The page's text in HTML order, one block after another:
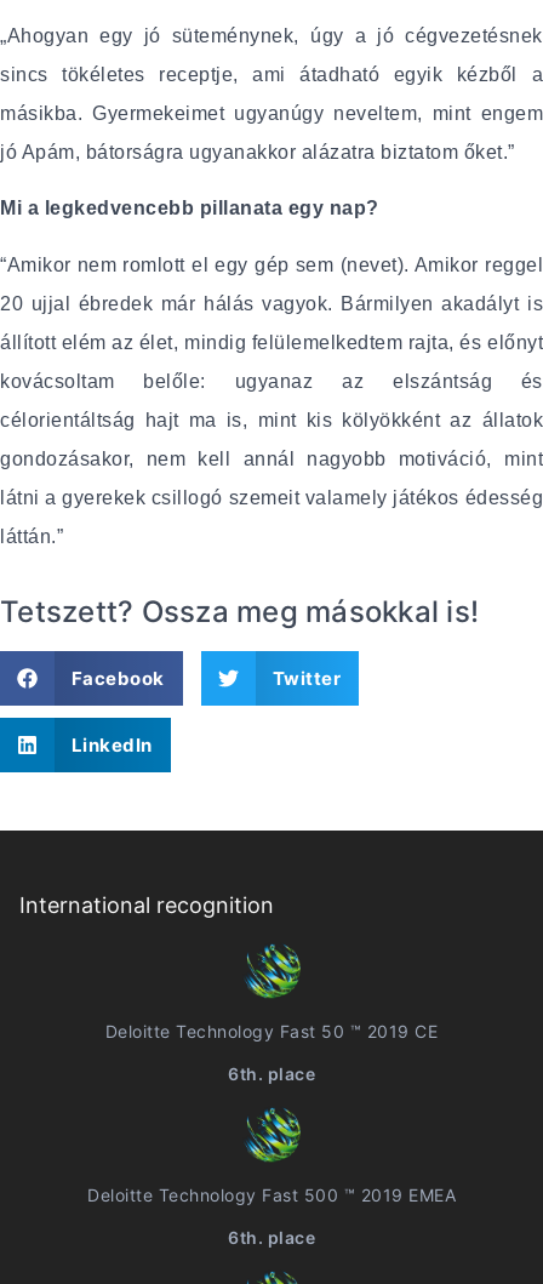
„Ahogyan egy jó süteménynek, úgy a jó cégvezetésnek
sincs tökéletes receptje, ami átadható egyik kézből a
másikba. Gyermekeimet ugyanúgy neveltem, mint engem
jó Apám, bátorságra ugyanakkor alázatra biztatom őket.”
Mi a legkedvencebb pillanata egy nap?
“Amikor nem romlott el egy gép sem (nevet). Amikor reggel
20 ujjal ébredek már hálás vagyok. Bármilyen akadályt is
állított elém az élet, mindig felülemelkedtem rajta, és előnyt
kovácsoltam belőle: ugyanaz az elszántság és
célorientáltság hajt ma is, mint kis kölyökként az állatok
gondozásakor, nem kell annál nagyobb motiváció, mint
látni a gyerekek csillogó szemeit valamely játékos édesség
láttán.”
Tetszett? Ossza meg másokkal is!
Facebook Twitter
LinkedIn
International recognition
Deloitte Technology Fast 50 ™ 2019 CE
6th. place
Deloitte Technology Fast 500 ™ 2019 EMEA
6th. place